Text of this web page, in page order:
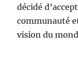
décidé
communauté
vision du